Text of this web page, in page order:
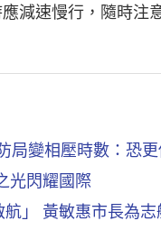
減速慢行，隨時
局變相壓時數：恐
光閃耀國際
航」 黃敏惠市長為